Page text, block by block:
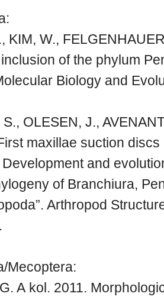
KIM, W.,
of the phylum
Biology and
OLESEN, J.,
maxillae suction
and
of Branchiura,
Arthropod
Mecoptera:
A kol. 2011.